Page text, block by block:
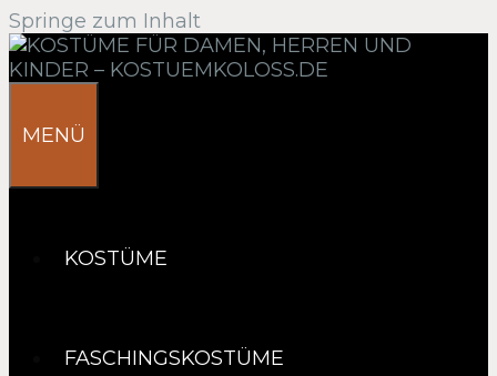
Springe zum Inhalt
MENÜ
KOSTÜME
FASCHINGSKOSTÜME